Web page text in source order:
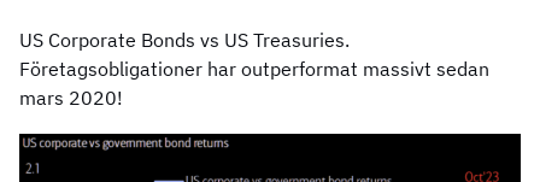
US Corporate Bonds vs US Treasuries.
Företagsobligationer har outperformat massivt sedan
mars 2020!